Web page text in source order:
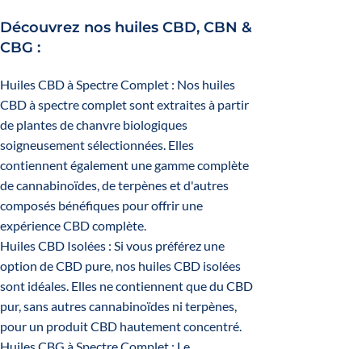
Découvrez nos huiles CBD, CBN &
CBG :
Huiles CBD à Spectre Complet : Nos huiles
CBD à spectre complet sont extraites à partir
de plantes de chanvre biologiques
soigneusement sélectionnées. Elles
contiennent également une gamme complète
de cannabinoïdes, de terpènes et d'autres
composés bénéfiques pour offrir une
expérience CBD complète.
Huiles CBD Isolées : Si vous préférez une
option de CBD pure, nos huiles CBD isolées
sont idéales. Elles ne contiennent que du CBD
pur, sans autres cannabinoïdes ni terpènes,
pour un produit CBD hautement concentré.